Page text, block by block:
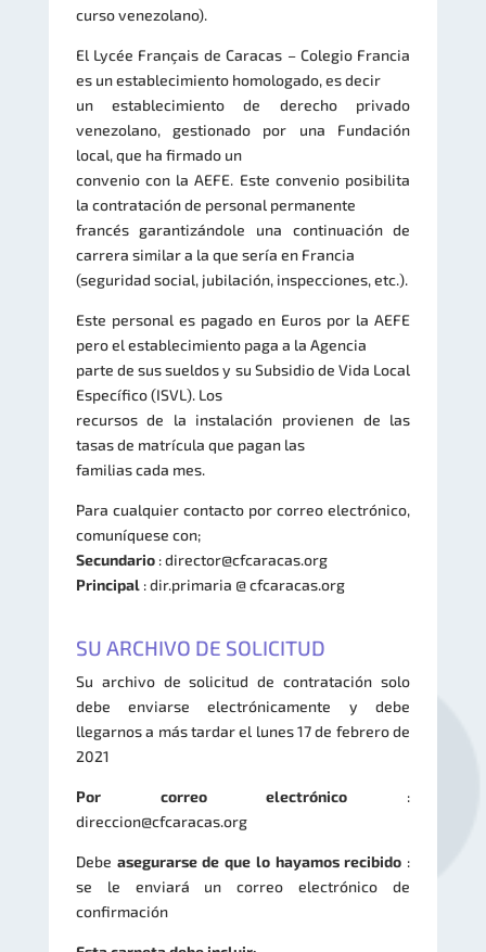
curso venezolano).
El Lycée Français de Caracas – Colegio Francia
es un establecimiento homologado, es decir
un establecimiento de derecho privado
venezolano, gestionado por una Fundación
local, que ha firmado un
convenio con la AEFE. Este convenio posibilita
la contratación de personal permanente
francés garantizándole una continuación de
carrera similar a la que sería en Francia
(seguridad social, jubilación, inspecciones, etc.).
Este personal es pagado en Euros por la AEFE
pero el establecimiento paga a la Agencia
parte de sus sueldos y su Subsidio de Vida Local
Específico (ISVL). Los
recursos de la instalación provienen de las
tasas de matrícula que pagan las
familias cada mes.
Para cualquier contacto por correo electrónico,
comuníquese con;
Secundario : director@cfcaracas.org
Principal : dir.primaria @ cfcaracas.org
SU ARCHIVO DE SOLICITUD
Su archivo de solicitud de contratación solo
debe enviarse electrónicamente y debe
llegarnos a más tardar el lunes 17 de febrero de
2021
Por correo electrónico :
direccion@cfcaracas.org
Debe asegurarse de que lo hayamos recibido :
se le enviará un correo electrónico de
confirmación